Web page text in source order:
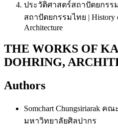
ประวัติศาสตร์สถาปัตยกรร
สถาปัตยกรรมไทย | History
Architecture
THE WORKS OF
DOHRING,
Authors
Somchart Chungsiriarak คณ
มหาวิทยาลัยศิลปากร